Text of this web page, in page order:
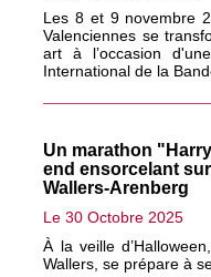
Les 8 et 9 novembre
Valenciennes se
art à l’occasion
International de la
Un marathon
end ensorcelant
Wallers-Arenberg
Le 30 Octobre 2025
À la veille
Wallers, se prépare à